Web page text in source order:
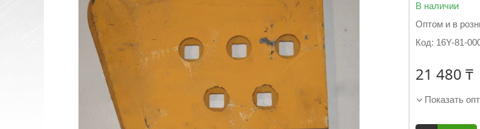
В наличии
Оптом и в
Код: 16Y-81-
21 480 ₸
Показать